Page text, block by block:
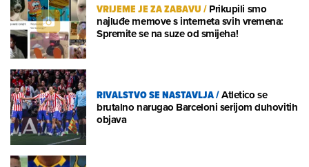
VRIJEME JE ZA ZABAVU/Prikupili smo
najluđe memove s interneta svih vremena:
Spremite se na suze od smijeha!
RIVALSTVO SE NASTAVLJA/Atletico se
brutalno narugao Barceloni serijom duhovitih
objava